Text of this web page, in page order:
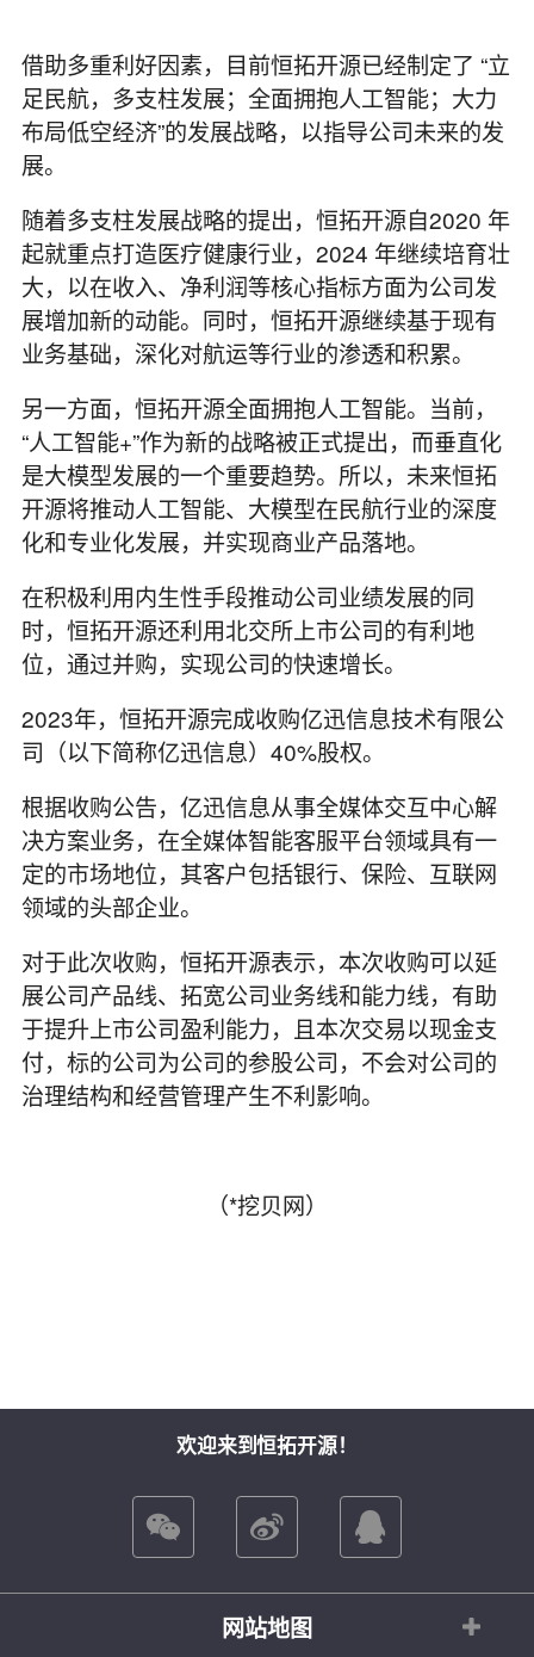
借助多重利好因素，目前恒拓开源已经制定了 “立
足民航，多支柱发展；全面拥抱人工智能；大力
布局低空经济”的发展战略，以指导公司未来的发
展。
随着多支柱发展战略的提出，恒拓开源自2020 年
起就重点打造医疗健康行业，2024 年继续培育壮
大，以在收入、净利润等核心指标方面为公司发
展增加新的动能。同时，恒拓开源继续基于现有
业务基础，深化对航运等行业的渗透和积累。
另一方面，恒拓开源全面拥抱人工智能。当前，
“人工智能+”作为新的战略被正式提出，而垂直化
是大模型发展的一个重要趋势。所以，未来恒拓
开源将推动人工智能、大模型在民航行业的深度
化和专业化发展，并实现商业产品落地。
在积极利用内生性手段推动公司业绩发展的同
时，恒拓开源还利用北交所上市公司的有利地
位，通过并购，实现公司的快速增长。
2023年，恒拓开源完成收购亿迅信息技术有限公
司（以下简称亿迅信息）40%股权。
根据收购公告，亿迅信息从事全媒体交互中心解
决方案业务，在全媒体智能客服平台领域具有一
定的市场地位，其客户包括银行、保险、互联网
领域的头部企业。
对于此次收购，恒拓开源表示，本次收购可以延
展公司产品线、拓宽公司业务线和能力线，有助
于提升上市公司盈利能力，且本次交易以现金支
付，标的公司为公司的参股公司，不会对公司的
治理结构和经营管理产生不利影响。
（*挖贝网）
欢迎来到恒拓开源！
网站地图